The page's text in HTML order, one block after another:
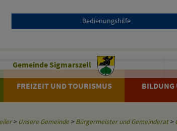
Bedienungshilfe
Gemeinde Sigmarszell
FREIZEIT UND TOURISMUS BILDUNG
> Unsere Gemeinde >Bürgermeister und Gemeinderat>